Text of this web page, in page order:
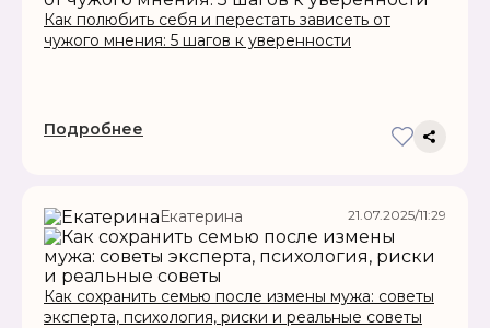
Как полюбить себя и перестать зависеть от
чужого мнения: 5 шагов к уверенности
Подробнее
Екатерина 21.07.2025/11:29
Как сохранить семью после измены мужа: советы
эксперта, психология, риски и реальные советы